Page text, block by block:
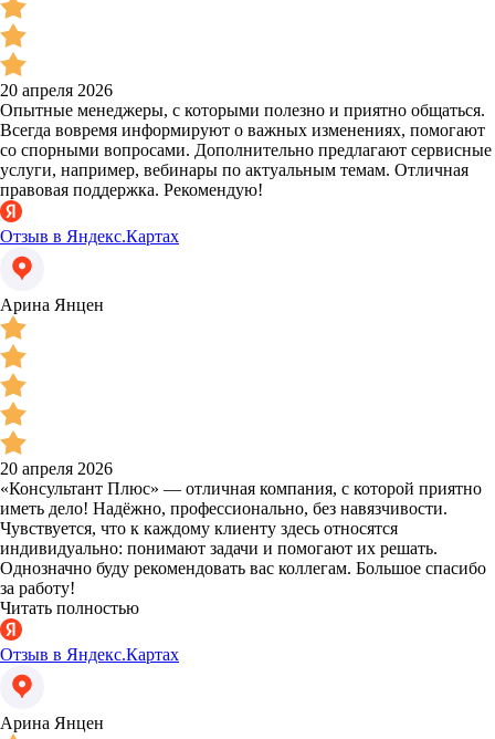
20 апреля 2026
Опытные менеджеры, с которыми полезно и приятно общаться.
Всегда вовремя информируют о важных изменениях, помогают
со спорными вопросами. Дополнительно предлагают сервисные
услуги, например, вебинары по актуальным темам. Отличная
правовая поддержка. Рекомендую!
Отзыв в Яндекс.Картах
Арина Янцен
20 апреля 2026
«Консультант Плюс» — отличная компания, с которой приятно
иметь дело! Надёжно, профессионально, без навязчивости.
Чувствуется, что к каждому клиенту здесь относятся
индивидуально: понимают задачи и помогают их решать.
Однозначно буду рекомендовать вас коллегам. Большое спасибо
за работу!
Читать полностью
Отзыв в Яндекс.Картах
Арина Янцен